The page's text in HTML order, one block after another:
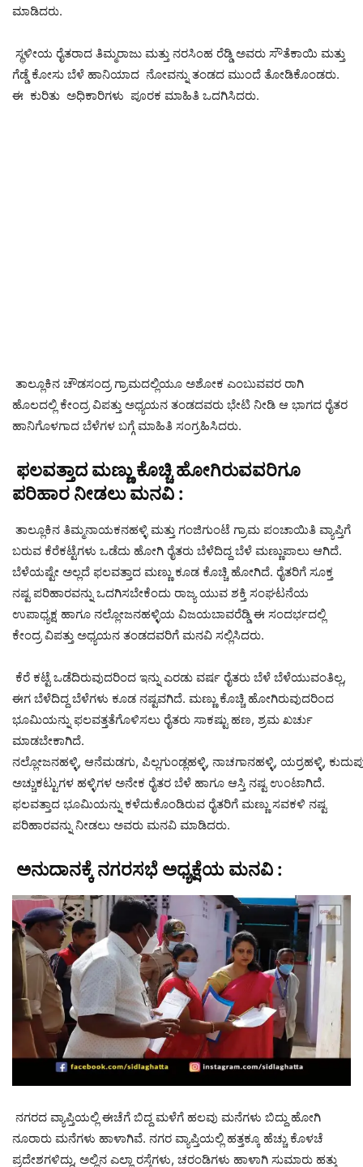
ಮಾಡಿದರು.
ಸ್ಥಳೀಯ ರೈತರಾದ ತಿಮ್ಮರಾಜು ಮತ್ತು ನರಸಿಂಹ ರೆಡ್ಡಿ ಅವರು ಸೌತೆಕಾಯಿ ಮತ್ತು
ಗೆಡ್ಡೆ ಕೋಸು ಬೆಳೆ ಹಾನಿಯಾದ ನೋವನ್ನು ತಂಡದ ಮುಂದೆ ತೋಡಿಕೊಂಡರು.
ಈ ಕುರಿತು ಅಧಿಕಾರಿಗಳು ಪೂರಕ ಮಾಹಿತಿ ಒದಗಿಸಿದರು.
ತಾಲ್ಲೂಕಿನ ಚೌಡಸಂದ್ರ ಗ್ರಾಮದಲ್ಲಿಯೂ ಅಶೋಕ ಎಂಬುವವರ ರಾಗಿ
ಹೊಲದಲ್ಲಿ ಕೇಂದ್ರ ವಿಪತ್ತು ಅಧ್ಯಯನ ತಂಡದವರು ಭೇಟಿ ನೀಡಿ ಆ ಭಾಗದ ರೈತರ
ಹಾನಿಗೊಳಗಾದ ಬೆಳೆಗಳ ಬಗ್ಗೆ ಮಾಹಿತಿ ಸಂಗ್ರಹಿಸಿದರು.
ಫಲವತ್ತಾದ ಮಣ್ಣು ಕೊಚ್ಚಿ ಹೋಗಿರುವವರಿಗೂ
ಪರಿಹಾರ ನೀಡಲು ಮನವಿ :
ತಾಲ್ಲೂಕಿನ ತಿಮ್ಮನಾಯಕನಹಳ್ಳಿ ಮತ್ತು ಗಂಜಿಗುಂಟೆ ಗ್ರಾಮ ಪಂಚಾಯಿತಿ ವ್ಯಾಪ್ತಿಗೆ
ಬರುವ ಕೆರೆಕಟ್ಟೆಗಳು ಒಡೆದು ಹೋಗಿ ರೈತರು ಬೆಳೆದಿದ್ದ ಬೆಳೆ ಮಣ್ಣುಪಾಲು ಆಗಿದೆ.
ಬೆಳೆಯಷ್ಟೇ ಅಲ್ಲದೆ ಫಲವತ್ತಾದ ಮಣ್ಣು ಕೂಡ ಕೊಚ್ಚಿ ಹೋಗಿದೆ. ರೈತರಿಗೆ ಸೂಕ್ತ
ನಷ್ಟ ಪರಿಹಾರವನ್ನು ಒದಗಿಸಬೇಕೆಂದು ರಾಜ್ಯ ಯುವ ಶಕ್ತಿ ಸಂಘಟನೆಯ
ಉಪಾಧ್ಯಕ್ಷ ಹಾಗೂ ನಲ್ಲೋಜನಹಳ್ಳಿಯ ವಿಜಯಬಾವರೆಡ್ಡಿ ಈ ಸಂದರ್ಭದಲ್ಲಿ
ಕೇಂದ್ರ ವಿಪತ್ತು ಅಧ್ಯಯನ ತಂಡದವರಿಗೆ ಮನವಿ ಸಲ್ಲಿಸಿದರು.
ಕೆರೆ ಕಟ್ಟೆ ಒಡೆದಿರುವುದರಿಂದ ಇನ್ನು ಎರಡು ವರ್ಷ ರೈತರು ಬೆಳೆ ಬೆಳೆಯುವಂತಿಲ್ಲ,
ಈಗ ಬೆಳೆದಿದ್ದ ಬೆಳೆಗಳು ಕೂಡ ನಷ್ಟವಗಿದೆ. ಮಣ್ಣು ಕೊಚ್ಚಿ ಹೋಗಿರುವುದರಿಂದ
ಭೂಮಿಯನ್ನು ಫಲವತ್ತತೆಗೊಳಿಸಲು ರೈತರು ಸಾಕಷ್ಟು ಹಣ, ಶ್ರಮ ಖರ್ಚು
ಮಾಡಬೇಕಾಗಿದೆ.
ನಲ್ಲೋಜನಹಳ್ಳಿ, ಆನೆಮಡಗು, ಪಿಲ್ಲಗುಂಡ್ಲಹಳ್ಳಿ, ನಾಚಗಾನಹಳ್ಳಿ, ಯರ್ರಹಳ್ಳಿ,
ಅಚ್ಚುಕಟ್ಟುಗಳ ಹಳ್ಳಿಗಳ ಅನೇಕ ರೈತರ ಬೆಳೆ ಹಾಗೂ ಆಸ್ತಿ ನಷ್ಟ ಉಂಟಾಗಿದೆ.
ಫಲವತ್ತಾದ ಭೂಮಿಯನ್ನು ಕಳೆದುಕೊಂಡಿರುವ ರೈತರಿಗೆ ಮಣ್ಣು ಸವಕಳಿ ನಷ್ಟ
ಪರಿಹಾರವನ್ನು ನೀಡಲು ಅವರು ಮನವಿ ಮಾಡಿದರು.
ಅನುದಾನಕ್ಕೆ ನಗರಸಭೆ ಅಧ್ಯಕ್ಷೆಯ ಮನವಿ :
ನಗರದ ವ್ಯಾಪ್ತಿಯಲ್ಲಿ ಈಚೆಗೆ ಬಿದ್ದ ಮಳೆಗೆ ಹಲವು ಮನೆಗಳು ಬಿದ್ದು ಹೋಗಿ
ನೂರಾರು ಮನೆಗಳು ಹಾಳಾಗಿವೆ. ನಗರ ವ್ಯಾಪ್ತಿಯಲ್ಲಿ ಹತ್ತಕ್ಕೂ ಹೆಚ್ಚು ಕೊಳಚೆ
ಪ್ರದೇಶಗಳಿದ್ದು, ಅಲ್ಲಿನ ಎಲ್ಲಾ ರಸ್ತೆಗಳು, ಚರಂಡಿಗಳು ಹಾಳಾಗಿ ಸುಮಾರು ಹತ್ತು